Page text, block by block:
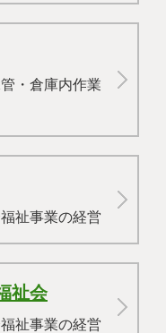
・倉庫内作業
祉事業の経営
祉会
祉事業の経営